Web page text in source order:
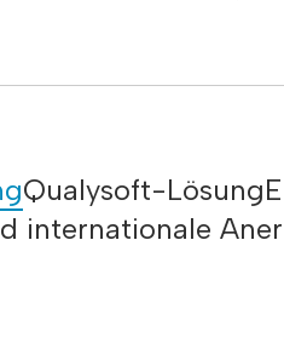
Qualysoft-Lösung
internationale